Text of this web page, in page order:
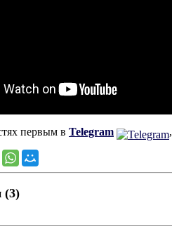
первым в Telegram ,
(3)